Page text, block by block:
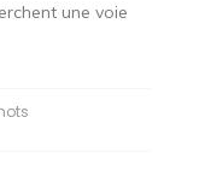
une voie